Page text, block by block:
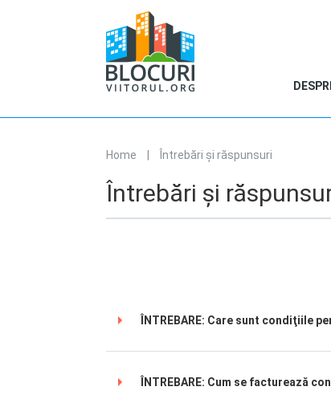
You are here
Home Întrebări și răspunsuri
Întrebări și
ÎNTREBARE: Care sunt condiţiile
ÎNTREBARE: Cum se facturează